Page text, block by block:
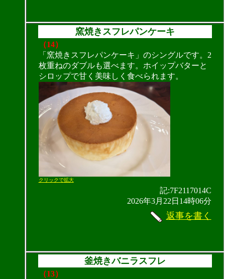
窯焼きスフレパンケーキ
（14）
「窯焼きスフレパンケーキ」のシングルです。2
枚重ねのダブルも選べます。ホイップバターと
シロップで甘く美味しく食べられます。
クリックで拡大
記:7F2117014C
2026年3月22日14時06分
返事を書く
釜焼きバニラスフレ
（13）